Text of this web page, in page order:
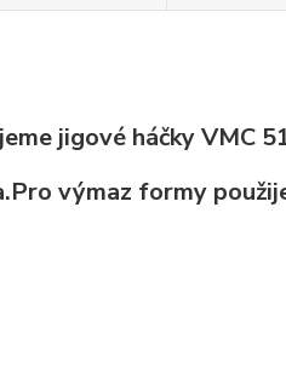
jigové háčky VMC
výmaz formy